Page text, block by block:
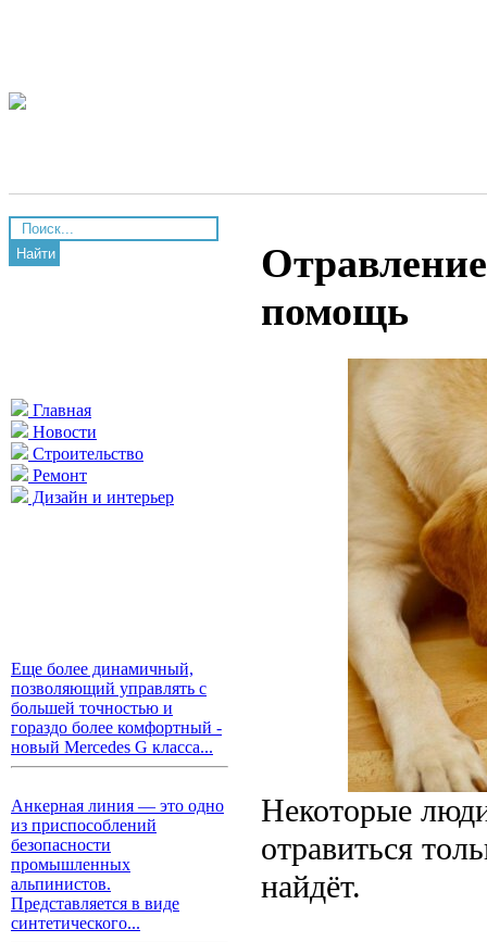
Найти
Главная
Новости
Строительство
Ремонт
Дизайн и интерьер
Еще более динамичный,
позволяющий управлять с
большей точностью и
гораздо более комфортный -
новый Mercedes G класса...
Анкерная линия — это одно
из приспособлений
безопасности
промышленных
альпинистов.
Представляется в виде
синтетического...
помощь
Некоторые
отравиться
найдёт.